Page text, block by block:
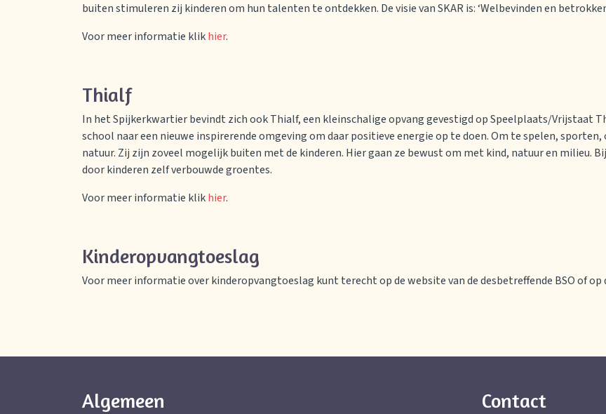
buiten stimuleren zij kinderen om hun talenten te ontdekken. De visie van SKAR is: ‘Welbevinden en
Voor meer informatie klikhier.
Thialf
In het Spijkerkwartier bevindt zich ook Thialf, een kleinschalige opvang gevestigd op Speelplaats/Vrijstaat
school naar een nieuwe inspirerende omgeving om daar positieve energie op te doen. Om te spelen,
natuur. Zij zijn zoveel mogelijk buiten met de kinderen. Hier gaan ze bewust om met kind, natuur en milieu.
door kinderen zelf verbouwde groentes.
Voor meer informatie klikhier.
Kinderopvangtoeslag
Voor meer informatie over kinderopvangtoeslag kunt terecht op de website van de desbetreffende BSO of op
Algemeen Contact